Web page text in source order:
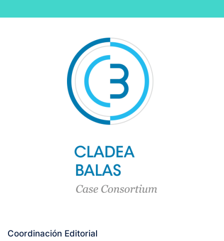
Coordinación Editorial